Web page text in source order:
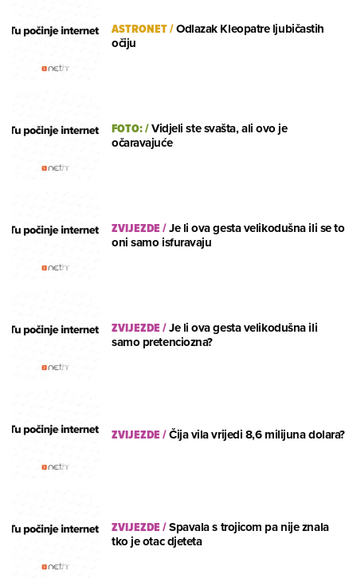
ASTRONET/Odlazak Kleopatre ljubičastih
očiju
FOTO:/Vidjeli ste svašta, ali ovo je
očaravajuće
ZVIJEZDE/Je li ova gesta velikodušna ili se to
oni samo isfuravaju
ZVIJEZDE/Je li ova gesta velikodušna ili
samo pretenciozna?
ZVIJEZDE/Čija vila vrijedi 8,6 milijuna dolara?
ZVIJEZDE/Spavala s trojicom pa nije znala
tko je otac djeteta